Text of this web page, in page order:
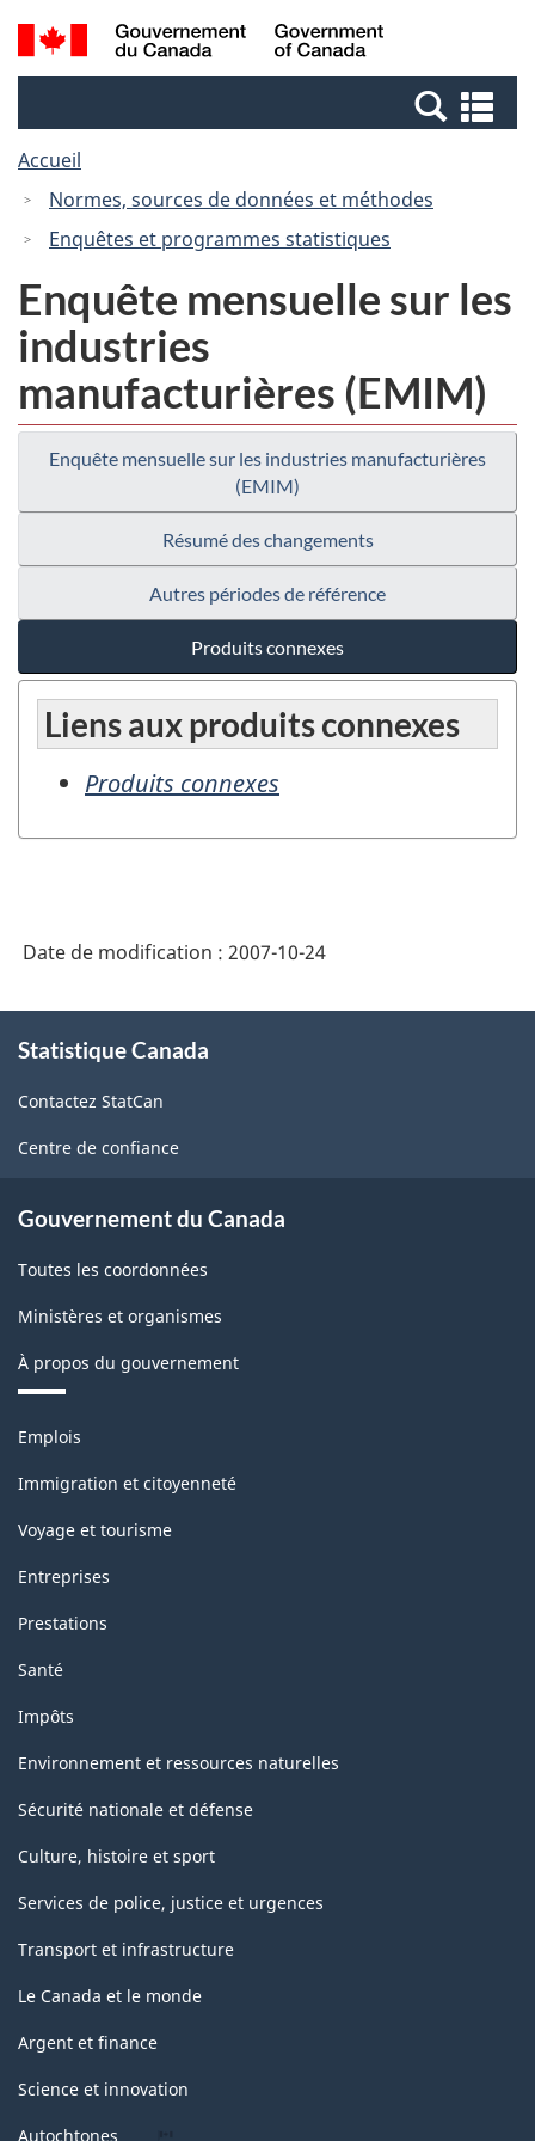
Passer
au
Passer
à
Canada
Recherche
et
et
Accueil
Normes, sources de données et méthodes
Enquêtes et programmes statistiques
Enquête mensuelle sur les
industries
manufacturières (EMIM)
Enquête mensuelle sur les industries manufacturières
(EMIM)
Résumé des changements
Autres périodes de référence
Produits connexes
Liens aux produits connexes
Produits connexes
Date de modification : 2007-10-24
propos
ce
site
Statistique Canada
Contactez StatCan
Centre de confiance
Gouvernement du Canada
Toutes les coordonnées
Ministères et organismes
À propos du gouvernement
Thèmes
sujets
Emplois
Immigration et citoyenneté
Voyage et tourisme
Entreprises
Prestations
Santé
Impôts
Environnement et ressources naturelles
Sécurité nationale et défense
Culture, histoire et sport
Services de police, justice et urgences
Transport et infrastructure
Le Canada et le monde
Argent et finance
Science et innovation
Autochtones